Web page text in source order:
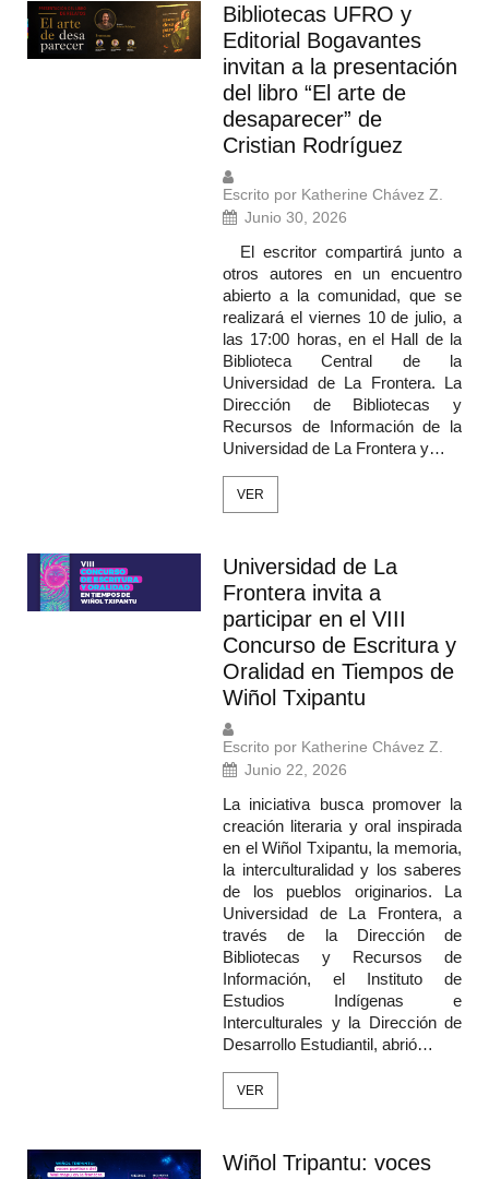
Bibliotecas UFRO y
Editorial Bogavantes
invitan a la presentación
del libro “El arte de
desaparecer” de
Cristian Rodríguez
Escrito por Katherine Chávez Z.
Junio 30, 2026
El escritor compartirá junto a
otros autores en un encuentro
abierto a la comunidad, que se
realizará el viernes 10 de julio, a
las 17:00 horas, en el Hall de la
Biblioteca Central de la
Universidad de La Frontera. La
Dirección de Bibliotecas y
Recursos de Información de la
Universidad de La Frontera y…
VER
Universidad de La
Frontera invita a
participar en el VIII
Concurso de Escritura y
Oralidad en Tiempos de
Wiñol Txipantu
Escrito por Katherine Chávez Z.
Junio 22, 2026
La iniciativa busca promover la
creación literaria y oral inspirada
en el Wiñol Txipantu, la memoria,
la interculturalidad y los saberes
de los pueblos originarios. La
Universidad de La Frontera, a
través de la Dirección de
Bibliotecas y Recursos de
Información, el Instituto de
Estudios Indígenas e
Interculturales y la Dirección de
Desarrollo Estudiantil, abrió…
VER
Wiñol Tripantu: voces